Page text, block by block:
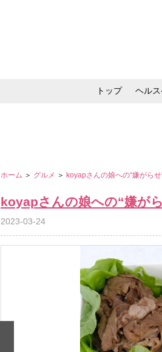
トップ ヘル
ホーム ＞ グルメ ＞ koyapさんの娘への“嫌がら
koyapさんの娘への“嫌が
2023-03-24